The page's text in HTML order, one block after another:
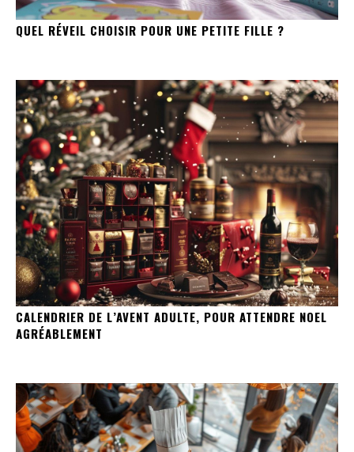
QUEL RÉVEIL CHOISIR POUR UNE PETITE FILLE ?
CALENDRIER DE L’AVENT ADULTE, POUR ATTENDRE NOEL
AGRÉABLEMENT